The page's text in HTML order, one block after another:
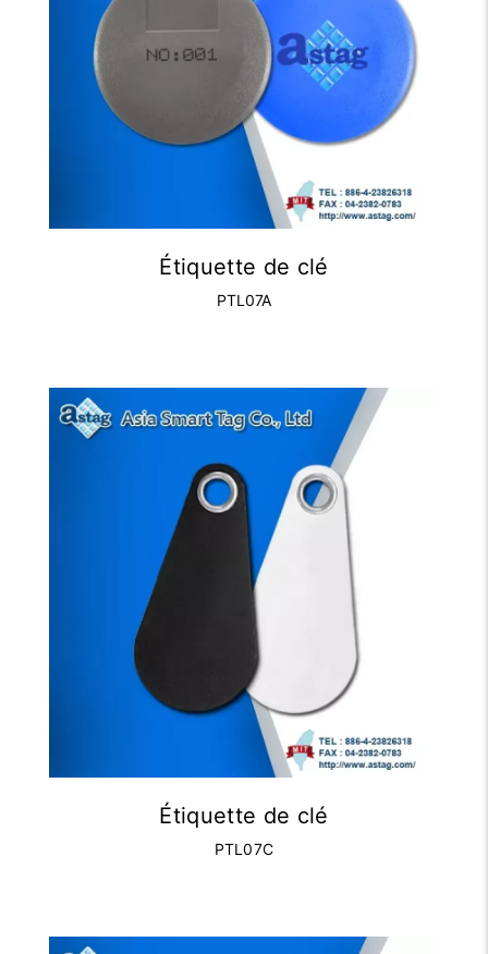
Étiquette de clé
PTL07A
Étiquette de clé
PTL07C